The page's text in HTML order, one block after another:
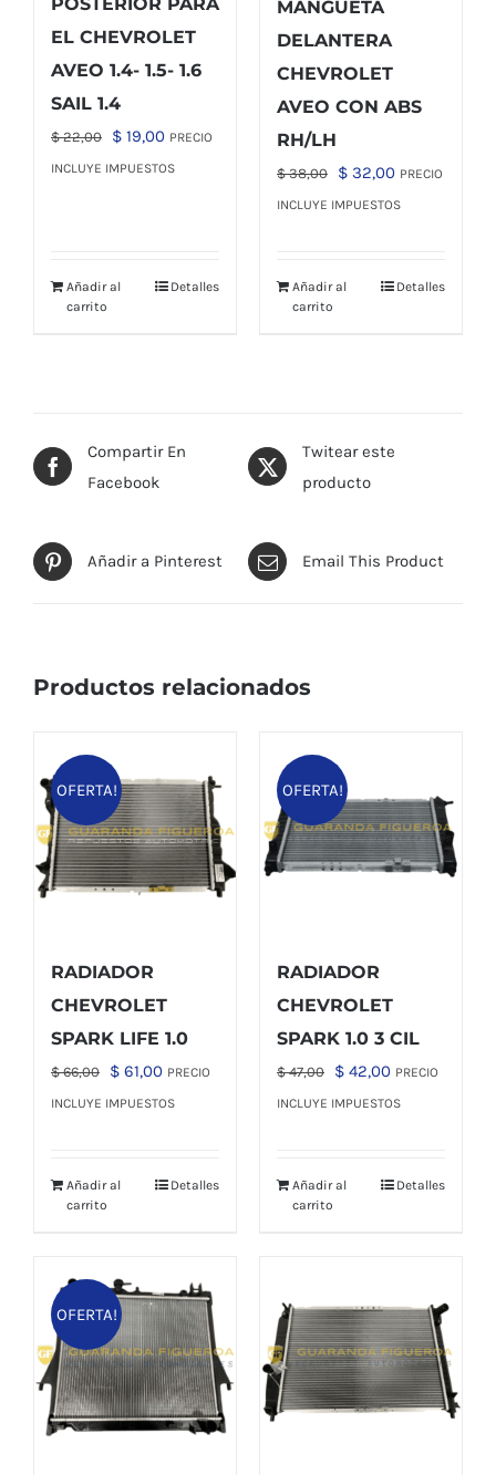
EL CHEVROLET
AVEO 1.4- 1.5- 1.6
SAIL 1.4
$22,00
El
precio
$ 19,00El
precio
PRECIO
INCLUYE IMPUESTOS
Añadir al
carrito
Detalles
MANGUETA
DELANTERA
CHEVROLET
AVEO CON ABS
RH/LH
$38,00
El
precio
$ 38,00.
$ 32,00El
precio
$ 32,00.
PRECIO
INCLUYE IMPUESTOS
Añadir al
carrito
Detalles
Compartir En
Facebook
Twitear este
producto
Añadir a Pinterest Email This Product
Productos relacionados
OFERTA!
RADIADOR
CHEVROLET
SPARK LIFE 1.0
$66,00
El
precio
$ 66,00.
$ 61,00El
precio
$ 61,00.
PRECIO
INCLUYE IMPUESTOS
Añadir al
carrito
Detalles
OFERTA!
RADIADOR
CHEVROLET
SPARK 1.0 3 CIL
$47,00
El
precio
$ 47,00.
$ 42,00El
precio
$ 42,00.
PRECIO
INCLUYE IMPUESTOS
Añadir al
carrito
Detalles
OFERTA!